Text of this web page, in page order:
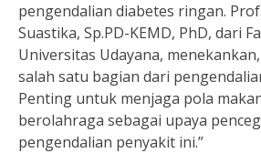
pengendalian diabetes ringan.
Suastika, Sp.PD-KEMD, PhD, dari
Universitas Udayana,
salah satu bagian dari
Penting untuk menjaga pola
berolahraga sebagai upaya
pengendalian penyakit ini.”